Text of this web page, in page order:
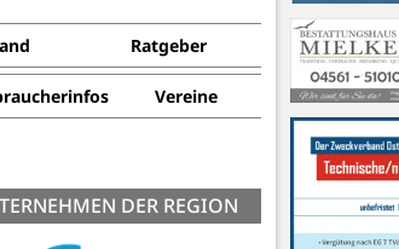
Ratgeber
Vereine
DER REGION